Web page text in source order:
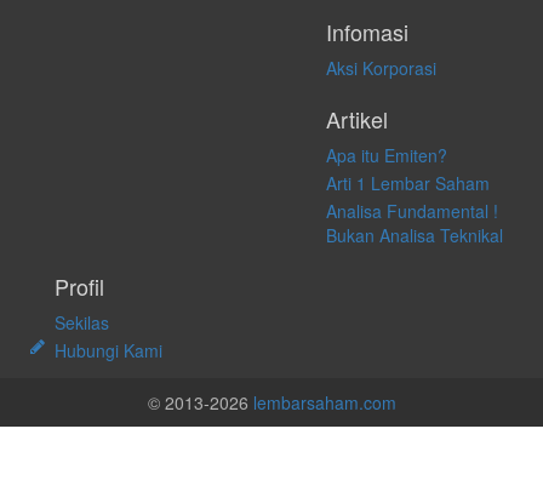
Infomasi
Aksi Korporasi
Artikel
Apa itu Emiten?
Arti 1 Lembar Saham
Analisa Fundamental !
Bukan Analisa Teknikal
Profil
Sekilas
Hubungi Kami
© 2013-2026 lembarsaham.com